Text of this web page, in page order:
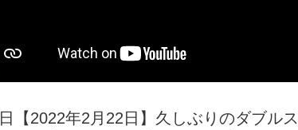
【2022年2月22日】久しぶりのダブル